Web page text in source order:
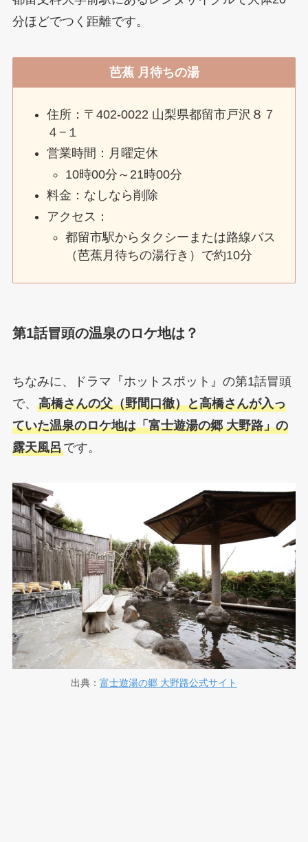
分ほどでつく距離です。
芭蕉 月待ちの湯
住所：〒402-0022 山梨県都留市戸沢８７
４−１
営業時間：月曜定休
10時00分～21時00分
料金：なしなら削除
アクセス：
都留市駅からタクシーまたは路線バス
（芭蕉月待ちの湯行き）で約10分
第1話冒頭の温泉のロケ地は？
ちなみに、ドラマ『ホットスポット』の第1話冒頭
で、 高橋さんの父（野間口徹）と高橋さんが入っ
ていた温泉のロケ地は「富士遊湯の郷 大野路」の
露天風呂です。
出典： 富士遊湯の郷 大野路公式サイト